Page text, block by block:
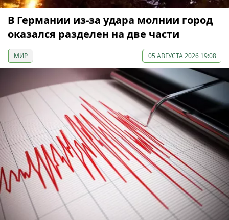
В Германии из-за удара молнии город
оказался разделен на две части
МИР 05 АВГУСТА 2026 19:08